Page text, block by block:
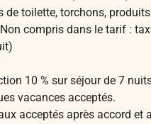
de toilette, torchons,
compris dans le tarif :
10 % sur séjour de 7
vacances acceptés.
acceptés après accord et